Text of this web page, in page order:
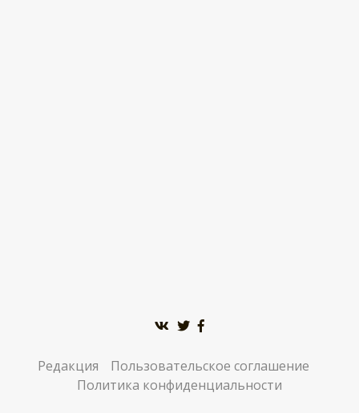
Редакция
Пользовательское соглашение
Политика конфиденциальности